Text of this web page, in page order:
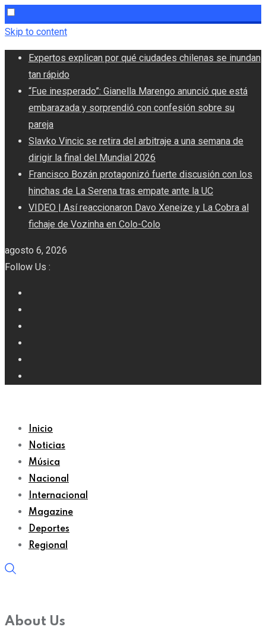
Skip to content
Expertos explican por qué ciudades chilenas se inundan
tan rápido
“Fue inesperado”: Gianella Marengo anunció que está
embarazada y sorprendió con confesión sobre su
pareja
Slavko Vincic se retira del arbitraje a una semana de
dirigir la final del Mundial 2026
Francisco Bozán protagonizó fuerte discusión con los
hinchas de La Serena tras empate ante la UC
VIDEO | Así reaccionaron Davo Xeneize y La Cobra al
fichaje de Vozinha en Colo-Colo
agosto 6, 2026
Follow Us :
Inicio
Noticias
Música
Nacional
Internacional
Magazine
Deportes
Regional
About Us